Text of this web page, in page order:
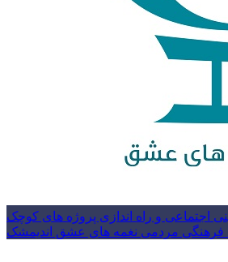
اجتماعی و راه اندازی پروژه های کوچک
فرهنگی مردمی نغمه های عشق اندیمشک